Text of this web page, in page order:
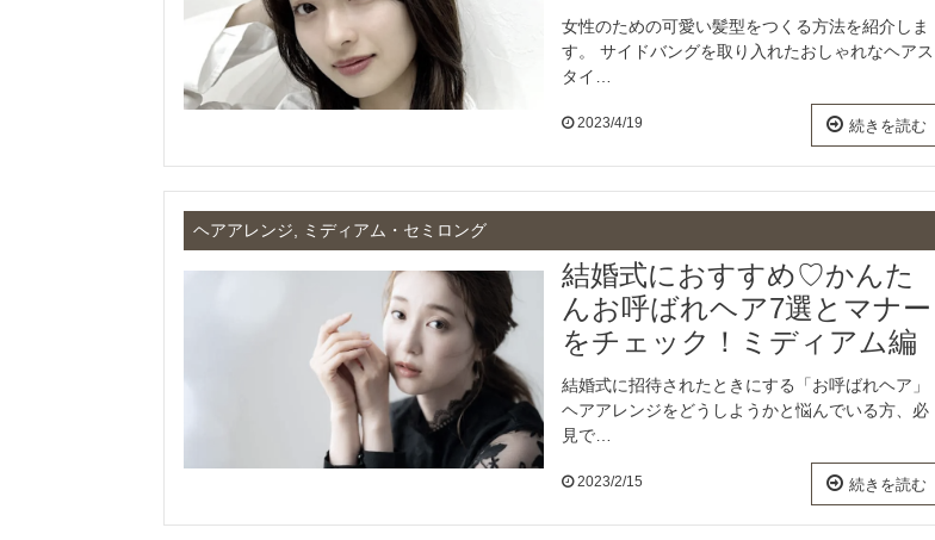
女性のための可愛い髪型をつくる方法を紹介しま
す。 サイドバングを取り入れたおしゃれなヘアス
タイ…
2023/4/19 続きを読む
ヘアアレンジ, ミディアム・セミロング
結婚式におすすめ♡かんた
んお呼ばれヘア7選とマナー
をチェック！ミディアム編
結婚式に招待されたときにする「お呼ばれヘア」
ヘアアレンジをどうしようかと悩んでいる方、必
見で…
2023/2/15 続きを読む